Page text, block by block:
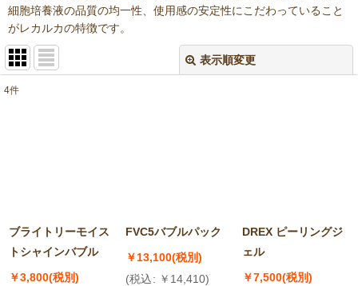
細胞培養液の品質の均一性、使用感の安定性にこだわっていること
がレカルカの特徴です。
表示順変更
4件
ブライトリーモイス
トシャインバブル
￥3,800(税別)
FVC5バブルパック
￥13,100(税別)
(税込: ￥ 14,410)
DREX ピーリングジ
ェル
￥7,500(税別)